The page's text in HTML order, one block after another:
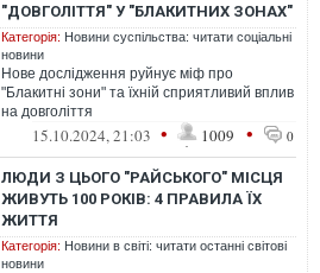
"ДОВГОЛІТТЯ" У "БЛАКИТНИХ ЗОНАХ"
Категорія: Новини суспільства: читати соціальні
новини
Нове дослідження руйнує міф про
"Блакитні зони" та їхній сприятливий вплив
на довголіття
15.10.2024, 21:03 • 1009 • 0
ЛЮДИ З ЦЬОГО "РАЙСЬКОГО" МІСЦЯ
ЖИВУТЬ 100 РОКІВ: 4 ПРАВИЛА ЇХ
ЖИТТЯ
Категорія: Новини в світі: читати останні світові
новини